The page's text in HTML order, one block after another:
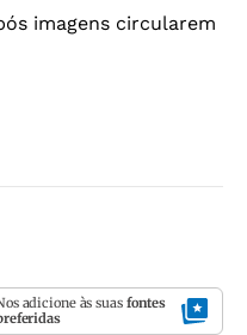
imagens circularem
adicione às suas fontes